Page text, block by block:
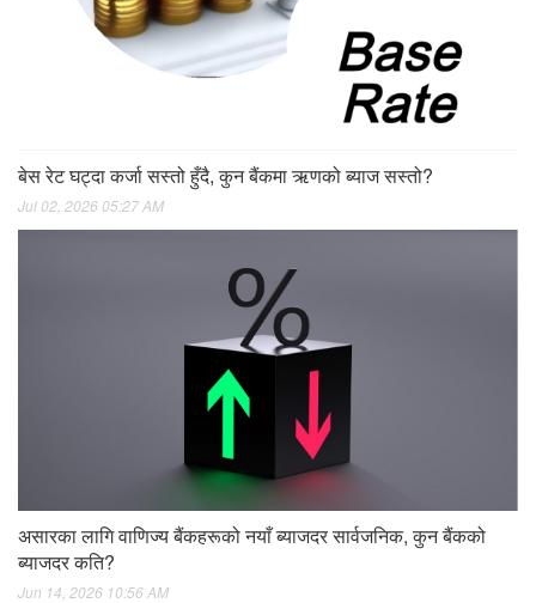
बेस रेट घट्दा कर्जा सस्तो हुँदै, कुन बैंकमा ऋणको ब्याज सस्तो?
Jul 02, 2026 05:27 AM
असारका लागि वाणिज्य बैंकहरूको नयाँ ब्याजदर सार्वजनिक, कुन बैंकको
ब्याजदर कति?
Jun 14, 2026 10:56 AM